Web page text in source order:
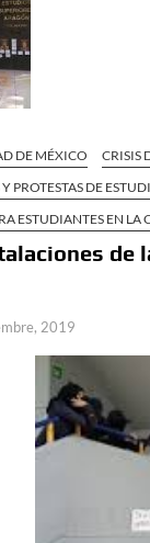
DE MÉXICO
CRISIS
PROTESTAS DE
ESTUDIANTES EN LA
de
2019